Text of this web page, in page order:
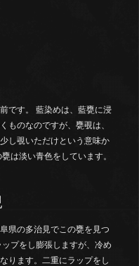
です。 藍染めは、藍甕に浸
ものなのですが、甕覗は、
し覗いただけという意味か
は淡い青色をしています。
県の多治見でこの甕を見つ
プをし膨張しますが、冷め
ります。二重にラップをし